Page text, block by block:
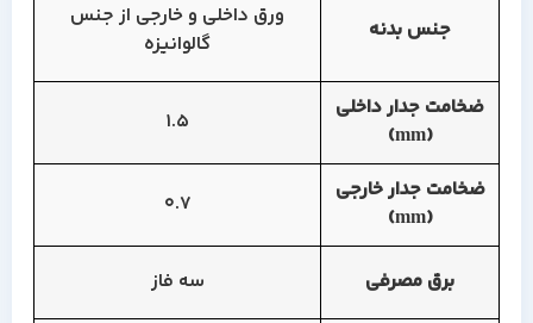
جنس بدنه
ورق داخلی و خارجی از جنس
گالوانیزه
ضخامت جدار داخلی
(mm)
1.5
ضخامت جدار خارجی
(mm)
0.7
برق مصرفی سه فاز